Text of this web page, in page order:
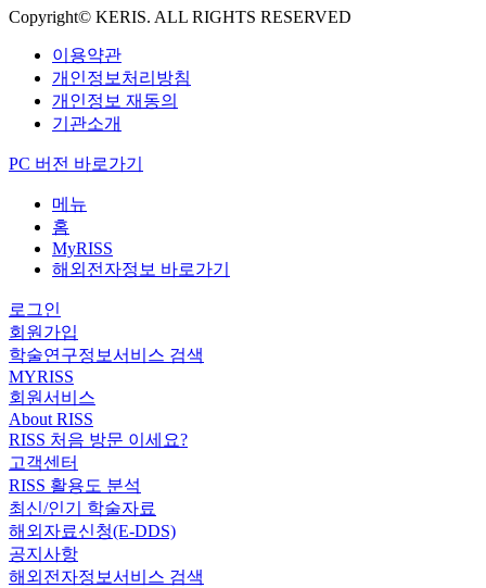
Copyright© KERIS. ALL RIGHTS RESERVED
이용약관
개인정보처리방침
개인정보 재동의
기관소개
PC 버전 바로가기
메뉴
홈
MyRISS
해외전자정보 바로가기
로그인
회원가입
학술연구정보서비스 검색
MYRISS
회원서비스
About RISS
RISS 처음 방문 이세요?
고객센터
RISS 활용도 분석
최신/인기 학술자료
해외자료신청(E-DDS)
공지사항
해외전자정보서비스 검색